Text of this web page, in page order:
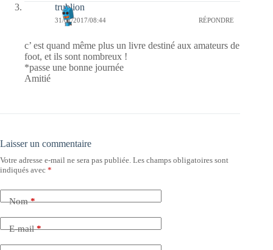
trublion
31/01/2017/08:44 RÉPONDRE
c’ est quand même plus un livre destiné aux amateurs de
foot, et ils sont nombreux !
*passe une bonne journée
Amitié
Laisser un commentaire
Votre adresse e-mail ne sera pas publiée. Les champs obligatoires sont
indiqués avec *
Nom*
E-mail*